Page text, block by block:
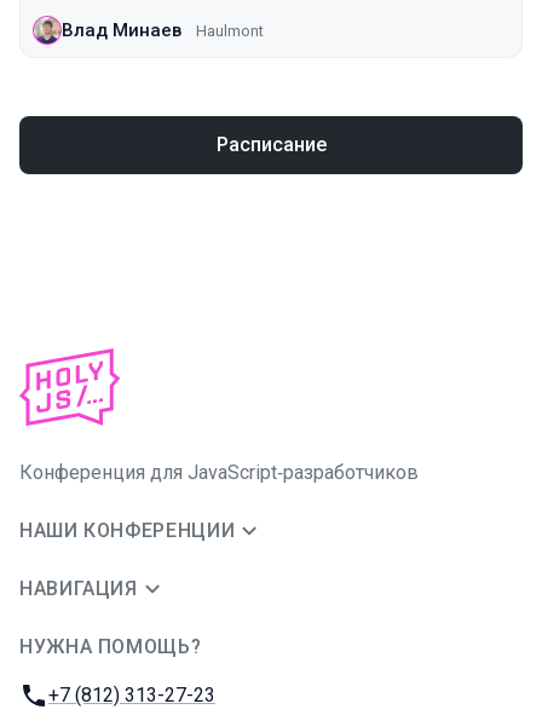
Влад Минаев Haulmont
Расписание
Конференция для JavaScript‑разработчиков
НАШИ КОНФЕРЕНЦИИ
НАВИГАЦИЯ
НУЖНА ПОМОЩЬ?
Телефон:
+7 (812) 313-27-23